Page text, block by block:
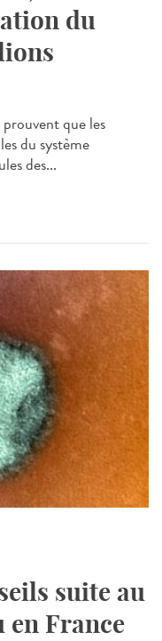
du
que les
du système
des...
suite au
en France